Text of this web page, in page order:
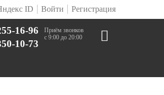
Регистрация
Войти
ID
Приём звонков
с 9:00 до 20:00
16-96
10-73